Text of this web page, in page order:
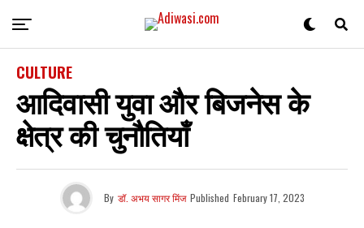
CULTURE
आदिवासी युवा और बिजनेस के
क्षेत्र की चुनौतियाँ
By डॉ. अभय सागर मिंज Published February 17, 2023